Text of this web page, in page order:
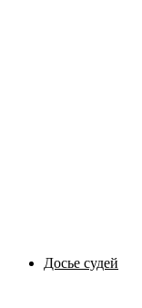
Досье судей